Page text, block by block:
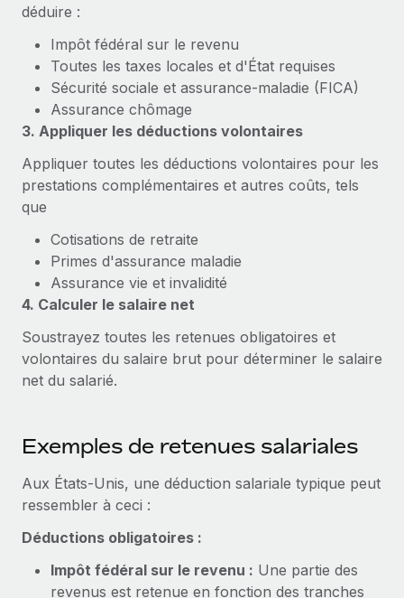
Simplifiez vos processus de présélection des
candidats
Remote Watchtower
Gardez un temps d’avance sur les risques en
matière de conformité
Gestion des appareils
dans le monde entier
Création d’entité
Établissez des entités rapidement et en toute
Mobilité et déménagement international
Organisez facilement le déménagement de vos
Avantages sociaux
l’IA
ÉTUDES DE CAS
Obtenir de l’aide
Voir toutes les ressources
BLOG
Paie multipays
EOR et PEO
Gestion des freelances
Taxes
Explorer le blog
BLOG
Remote a toujours pour mission d'aider les entreprises de
toute taille à embaucher, gérer et payer...
En savoir plus
Comment Phiture gère ses 55 employés
déduire :
Impôt fédéral sur le revenu
Toutes les taxes locales et d'État requises
Sécurité sociale et assurance-maladie (FICA)
Assurance chômage
3. Appliquer les déductions volontaires
Appliquer toutes les déductions volontaires pour les
prestations complémentaires et autres coûts, tels
que
Cotisations de retraite
Primes d'assurance maladie
Assurance vie et invalidité
4. Calculer le salaire net
Soustrayez toutes les retenues obligatoires et
volontaires du salaire brut pour déterminer le salaire
net du salarié.
Exemples de retenues salariales
Aux États-Unis, une déduction salariale typique peut
ressembler à ceci :
Déductions obligatoires :
Impôt fédéral sur le revenu : Une partie des
revenus est retenue en fonction des tranches